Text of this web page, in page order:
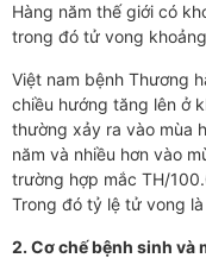
Hàng năm thế giới có
trong đó tử vong
Việt nam bệnh Th­ương
chiều hư­­ớng tăng lên ở
thư­­ờng xảy ra vào mùa
năm và nhiều hơn vào
tr­ường hợp mắc TH/
Trong đó tỷ lệ tử vong
2. Cơ chế bệnh sinh và